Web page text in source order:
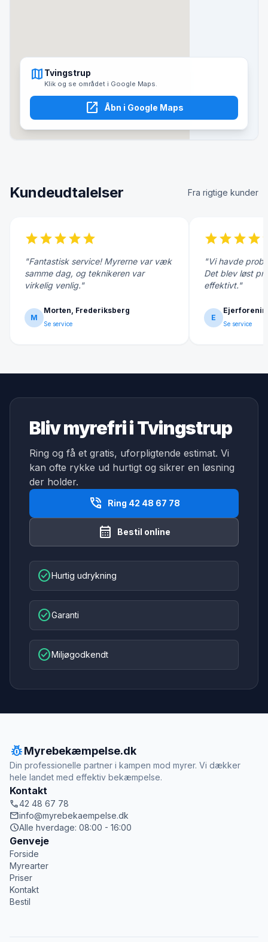
map Tvingstrup
Klik og se området i Google Maps.
open_in_new Åbn i Google Maps
Kundeudtalelser Fra rigtige kunder
starstarstarstarstar
"Fantastisk service! Myrerne var væk
samme dag, og teknikeren var
virkelig venlig."
M
Morten, Frederiksberg
Se service
starstarstarstar
"Vi havde
Det blev løst
effektivt."
E
Se service
Bliv myrefri i Tvingstrup
Ring og få et gratis, uforpligtende estimat. Vi
kan ofte rykke ud hurtigt og sikrer en løsning
der holder.
phone_in_talk Ring 42 48 67 78
calendar_month Bestil online
check_circleHurtig udrykning
check_circleGaranti
check_circleMiljøgodkendt
pest_controlMyrebekæmpelse.dk
Din professionelle partner i kampen mod myrer. Vi dækker
hele landet med effektiv bekæmpelse.
Kontakt
call42 48 67 78
mailinfo@myrebekaempelse.dk
scheduleAlle hverdage: 08:00 - 16:00
Genveje
Forside
Myrearter
Priser
Kontakt
Bestil